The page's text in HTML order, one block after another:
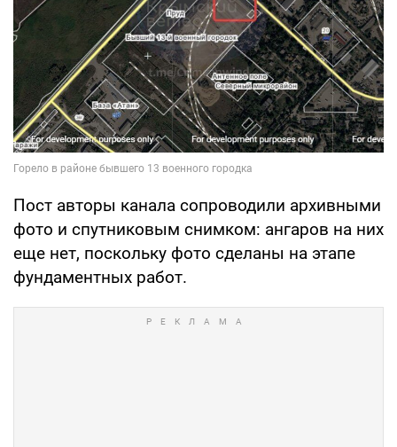
Пост авторы канала сопроводили архивными
фото и спутниковым снимком: ангаров на них
еще нет, поскольку фото сделаны на этапе
фундаментных работ.